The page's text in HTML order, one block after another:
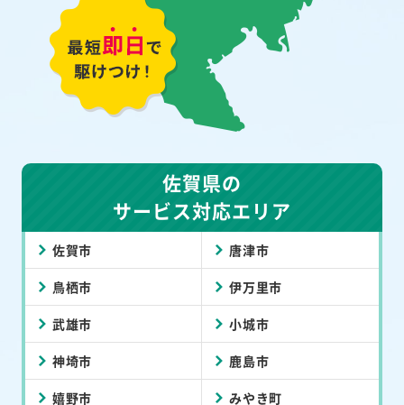
佐賀県の
サービス対応エリア
佐賀市 唐津市
鳥栖市 伊万里市
武雄市 小城市
神埼市 鹿島市
嬉野市 みやき町